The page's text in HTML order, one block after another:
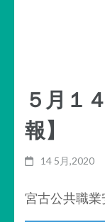
５月１
報】
14 5月,2020
宮古公共職